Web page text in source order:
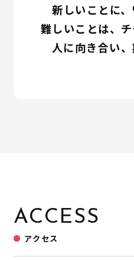
新しいことに
難しいことは、
人に向き合い
ACCESS
アクセス